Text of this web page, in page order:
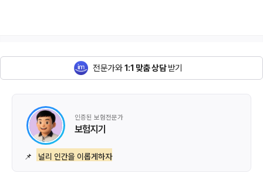
전문가와1:1 맞춤 상담받기
인증된 보험전문가
보험지기
📌 널리 인간을 이롭게하자